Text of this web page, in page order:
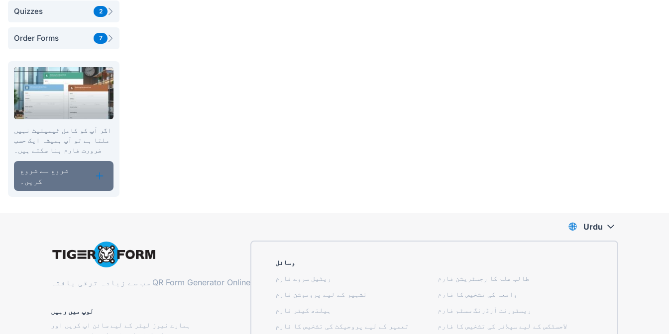
Quizzes 2
Order Forms 7
اگر آپ کو کامل ٹیمپلیٹ نہیں
ملتا ہے تو آپ ہمیشہ ایک حسب
ضرورت فارم بنا سکتے ہیں۔
شروع سے شروع
کریں۔
سب سے زیادہ ترقی یافتہ QR Form Generator Online
لوپ میں رہیں
ہمارے نیوز لیٹر کے لیے سائن اپ کریں اور
وسائل
ریٹیل سروے فارم
طالب علم کا رجسٹریشن فارم
تشہیر کے لیے پروموشن فارم
واقعہ کی تشخیص کا فارم
ہیلتھ کیئر فارم
ریسٹورنٹ آرڈرنگ سسٹم فارم
تعمیر کے لیے پروجیکٹ کی تشخیص کا فارم
لاجسٹکس کے لیے سپلائر کی تشخیص کا فارم
Urdu